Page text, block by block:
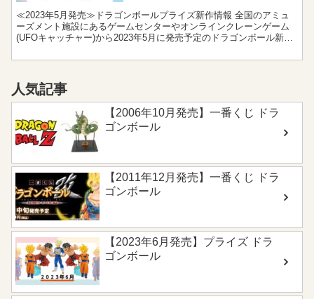
≪2023年5月発売≫ドラゴンボールプライズ新作情報 全国のアミュ
ーズメント施設にあるゲームセンターやオンラインクレーンゲーム
(UFOキャッチャー)から2023年5月に発売予定のドラゴンボール新作
人気記事
【2006年10月発売】一番くじ ドラ
ゴンボール
【2011年12月発売】一番くじ ドラ
ゴンボール
【2023年6月発売】プライズ ドラ
ゴンボール